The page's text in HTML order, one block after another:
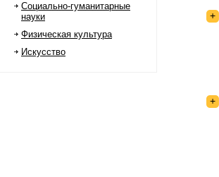
Социально-гуманитарные
науки
Физическая культура
Искусство
+
+